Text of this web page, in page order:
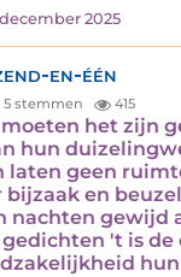
december 2025
en-één
5 stemmen 415
het zijn
hun
laten geen
en
nachten gewijd
't is